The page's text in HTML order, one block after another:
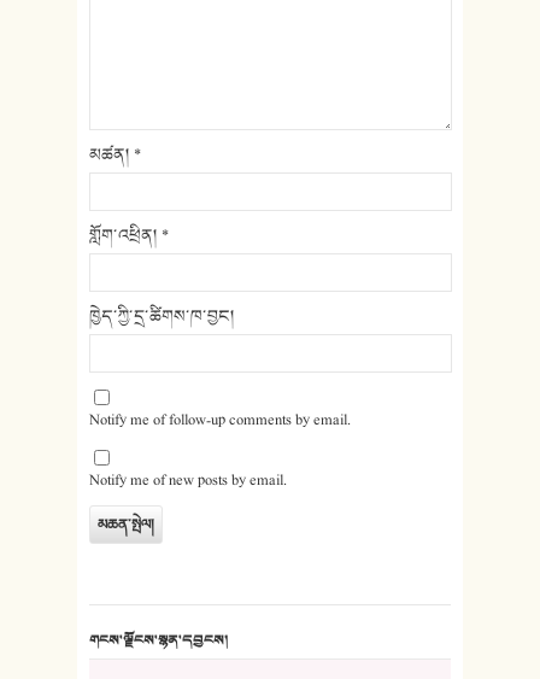
མཚན། *
གློག་འཕྲིན། *
ཁྱེད་ཀྱི་དྲ་ཚིགས་ཁ་བྱང།
Notify me of follow-up comments by email.
Notify me of new posts by email.
གངས་ལྗོངས་སྙན་དབྱངས།